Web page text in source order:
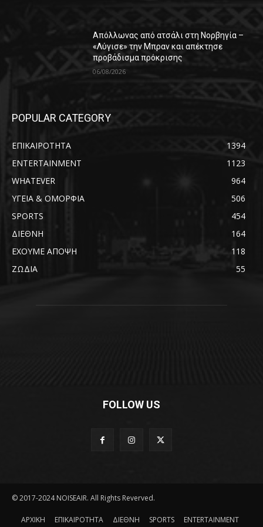
Απόλλωνας από ατσάλι στη Νορβηγία –
«Λύγισε» την Μπραν και απέκτησε
προβάδισμα πρόκρισης
06/08/2026
POPULAR CATEGORY
ΕΠΙΚΑΙΡΟΤΗΤΑ
1394
ENTERTAINMENT
1123
WHATEVER
964
ΥΓΕΙΑ & ΟΜΟΡΦΙΑ
506
SPORTS
454
ΔΙΕΘΝΗ
164
ΕΧΟΥΜΕ ΑΠΟΨΗ
118
ΖΩΔΙΑ
55
FOLLOW US
© 2017-2024 NOISEAIR. All Rights Reverved.
ΑΡΧΙΚΗ ΕΠΙΚΑΙΡΟΤΗΤΑ ΔΙΕΘΝΗ SPORTS ENTERTAINMENT